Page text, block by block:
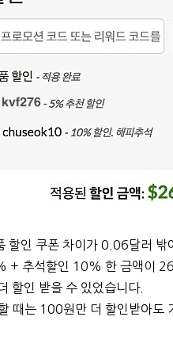
할인 쿠폰 차이가 0.06달러
+ 추석할인 10% 한 금액이
할인 받을 수 있었습니다.
때는 100원만 더 할인받아도